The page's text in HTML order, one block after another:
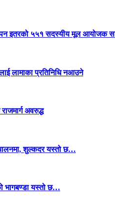
इतरको ५५१ सदस्यीय मूल आयोजक
लामाका प्रतिनिधि नआउने
अवरुद्ध
शुल्कदर यस्तो छ…
भागबण्डा यस्तो छ…